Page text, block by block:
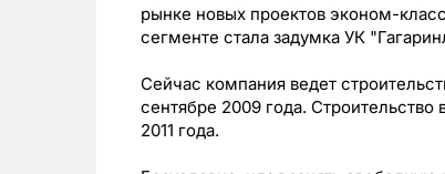
рынке новых проектов эконом-
сегменте стала задумка УК
Сейчас компания ведет
сентябре 2009 года.
2011 года.